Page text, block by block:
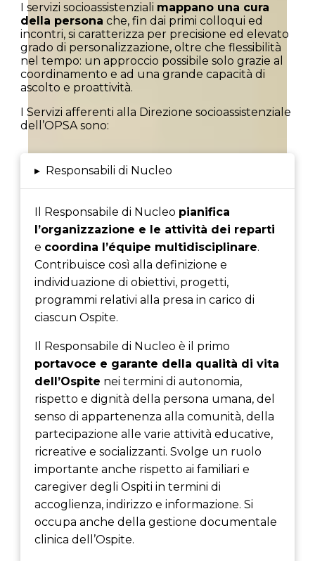
I servizi socioassistenziali mappano una cura
della persona che, fin dai primi colloqui ed
incontri, si caratterizza per precisione ed elevato
grado di personalizzazione, oltre che flessibilità
nel tempo: un approccio possibile solo grazie al
coordinamento e ad una grande capacità di
ascolto e proattività.
I Servizi afferenti alla Direzione socioassistenziale
dell’OPSAsono:
▸ Responsabili di Nucleo
Il Responsabile di Nucleo pianifica
l’organizzazione e le attività dei reparti
e coordina l’équipe multidisciplinare.
Contribuisce così alla definizione e
individuazione di obiettivi, progetti,
programmi relativi alla presa in carico di
ciascun Ospite.
Il Responsabile di Nucleo è il primo
portavoce e garante della qualità di vita
dell’Ospite nei termini di autonomia,
rispetto e dignità della persona umana, del
senso di appartenenza alla comunità, della
partecipazione alle varie attività educative,
ricreative e socializzanti. Svolge un ruolo
importante anche rispetto ai familiari e
caregiver degli Ospiti in termini di
accoglienza, indirizzo e informazione. Si
occupa anche della gestione documentale
clinica dell’Ospite.